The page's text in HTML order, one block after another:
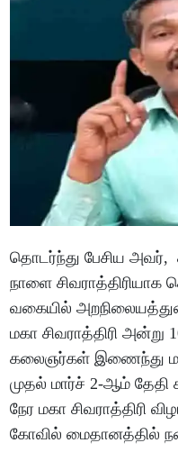
தொடர்ந்து பேசிய அவர்,
நாளை
வகையில்
மகா சிவராத்திரி
கலைஞர்கள் இணைந்து
முதல் மார்ச் 2-ஆம்
நேர மகா சிவராத்திரி
கோவில் மைதானத்தில்